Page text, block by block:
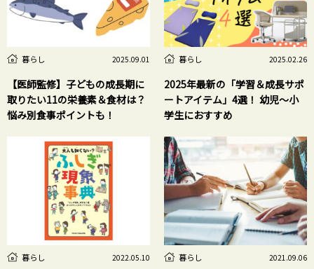
暮らし 2025.09.01
【医師監修】子どもの成長期に
取りたい11の栄養素＆食材は？
悩み別食事ポイントも！
暮らし 2025.02.26
2025年最新の「学習＆成長サポ
ートアイテム」4選！ 幼児～小
学生におすすめ
暮らし 2022.05.10 暮らし 2021.09.06